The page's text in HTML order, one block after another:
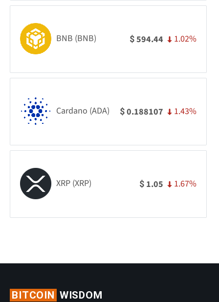
BNB (BNB) $594.44 1.02%
Cardano (ADA) $0.188107 1.43%
XRP (XRP) $ 1.05 1.67%
BITCOIN WISDOM